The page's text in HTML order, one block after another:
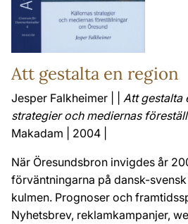
Att gestalta en region
Jesper Falkheimer | | Att gestalta
strategier och mediernas
Makadam | 2004 |
När Öresundsbron invigdes år
förväntningarna på dansk-
kulmen. Prognoser och
Nyhetsbrev, reklamkampanjer,